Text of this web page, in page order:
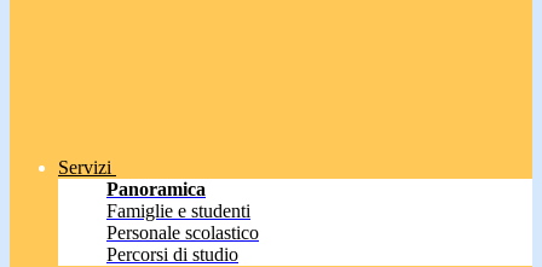
Servizi
Panoramica
Famiglie e studenti
Personale scolastico
Percorsi di studio